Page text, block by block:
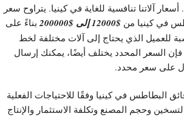
آلاتنا تنافسية للغاية في كينيا. يتراوح سعر
في كينيا من$12000 إلى $200000
بناءً على
للعميل الذي يحتاج إلى آلات مختلفة لخط
السعر المحدد يختلف أيضًا، يمكنك إرسال
على سعر محدد.
البطاطس في كينيا وفقًا للاحتياجات الفعلية
وحجم المصنع وتكلفة الاستثمار والإنتاج